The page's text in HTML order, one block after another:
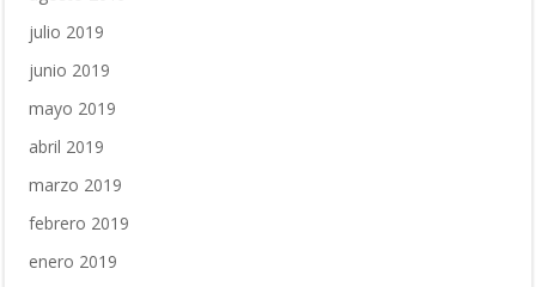
julio 2019
junio 2019
mayo 2019
abril 2019
marzo 2019
febrero 2019
enero 2019